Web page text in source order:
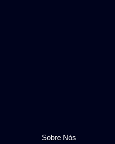
Sobre Nós